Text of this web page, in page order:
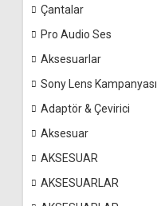
Çantalar
Pro Audio Ses
Aksesuarlar
Sony Lens Kampanyası
Adaptör & Çevirici
Aksesuar
AKSESUAR
AKSESUARLAR